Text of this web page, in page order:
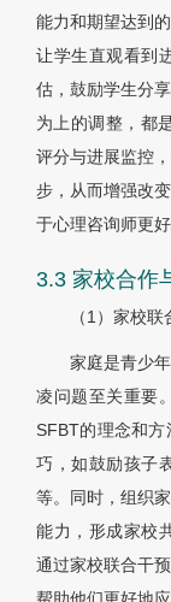
能力和期望达到
让学生直观看到
估，鼓励学生分
为上的调整，都
评分与进展监控
步，从而增强改
于心理咨询师更
3.3 家校合作
（1）家校联
家庭是青少
凌问题至关重要
SFBT的理念和
巧，如鼓励孩子
等。同时，组织
能力，形成家校
通过家校联合干